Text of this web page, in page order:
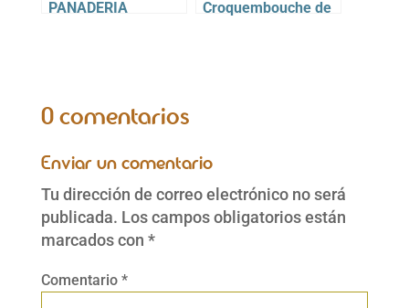
PANADERIA
PAN CASERO.
Croquembouche de
0 comentarios
Enviar un comentario
Tu dirección de correo electrónico no será
publicada. Los campos obligatorios están
marcados con *
Comentario *